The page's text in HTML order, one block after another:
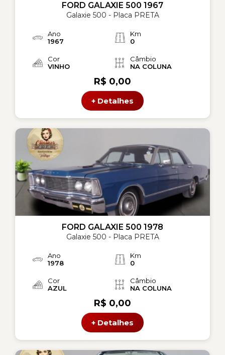
FORD GALAXIE 500 1967
Galaxie 500 - Placa PRETA
Ano
1967
Km
0
Cor
VINHO
Câmbio
NA COLUNA
R$ 0,00
+ Detalhes
FORD GALAXIE 500 1978
Galaxie 500 - Placa PRETA
Ano
1978
Km
0
Cor
AZUL
Câmbio
NA COLUNA
R$ 0,00
+ Detalhes